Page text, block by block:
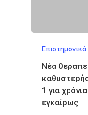
Νέα
1 για
εγκαίρως